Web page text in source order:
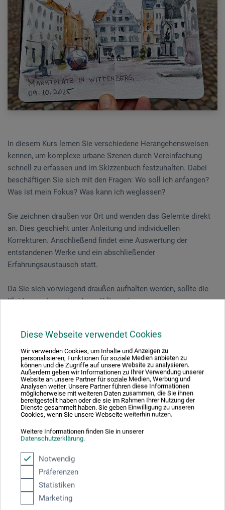
Diese Webseite verwendet Cookies
Wir verwenden Cookies, um Inhalte und Anzeigen zu
personalisieren, Funktionen für soziale Medien anbieten zu
können und die Zugriffe auf unsere Website zu analysieren.
Außerdem geben wir Informationen zu Ihrer Verwendung unserer
Website an unsere Partner für soziale Medien, Werbung und
Analysen weiter. Unsere Partner führen diese Informationen
möglicherweise mit weiteren Daten zusammen, die Sie ihnen
bereitgestellt haben oder die sie im Rahmen Ihrer Nutzung der
Dienste gesammelt haben. Sie geben Einwilligung zu unseren
Cookies, wenn Sie unsere Webseite weiterhin nutzen.
Weitere Informationen finden Sie in unserer
Datenschutzerklärung.
Notwendig
Präferenzen
Statistiken
Marketing
In diesem Kurs lernen Sie verschiedene Herangehensweisen
kennen, um komplexe urbane Szenen durch Vereinfachung
schnell zu erfassen und im Skizzenbuch festzuhalten. Dabei
beschäftigen Sie sich mit den Fragen: Wo soll ich anfangen?
Was ist mein Fokus? Was kann ich weglassen?
Sie zeichnen draußen vor Ort und wenden das Gelernte direkt
an. Dies geschieht unter Anleitung und individuellen
Korrekturen. Anschließend findet eine Auswertung der
entstandenen Werke und ein abschließender
Erfahrungsaustausch statt.
Da Sie sich vorwiegend draußen aufhalten werden, sollte die
Kleidung entsprechend gewählt werden.
Veranstaltungsdatum
05. Jun. 2026
11:00 - 16:00 Uhr
Veranstaltung
Veranstaltungsort
boesner Berlin-Neukölln